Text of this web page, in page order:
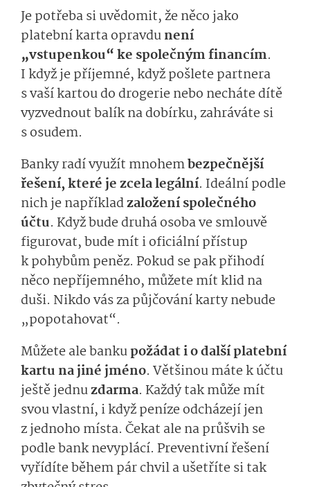
Je potřeba si uvědomit, že něco jako
platební karta opravdunení
„vstupenkou“ ke společným financím.
I když je příjemné, když pošlete partnera
s vaší kartou do drogerie nebo necháte dítě
vyzvednout balík na dobírku, zahráváte si
s osudem.
Banky radí využít mnohembezpečnější
řešení, které je zcela legální. Ideální podle
nich je napříkladzaložení společného
účtu. Když bude druhá osoba ve smlouvě
figurovat, bude mít i oficiální přístup
k pohybům peněz. Pokud se pak přihodí
něco nepříjemného, můžete mít klid na
duši. Nikdo vás za půjčování karty nebude
„popotahovat“.
Můžete ale bankupožádat i o další platební
kartu na jiné jméno. Většinou máte k účtu
ještě jednuzdarma. Každý tak může mít
svou vlastní, i když peníze odcházejí jen
z jednoho místa. Čekat ale na průšvih se
podle bank nevyplácí. Preventivní řešení
vyřídíte během pár chvil a ušetříte si tak